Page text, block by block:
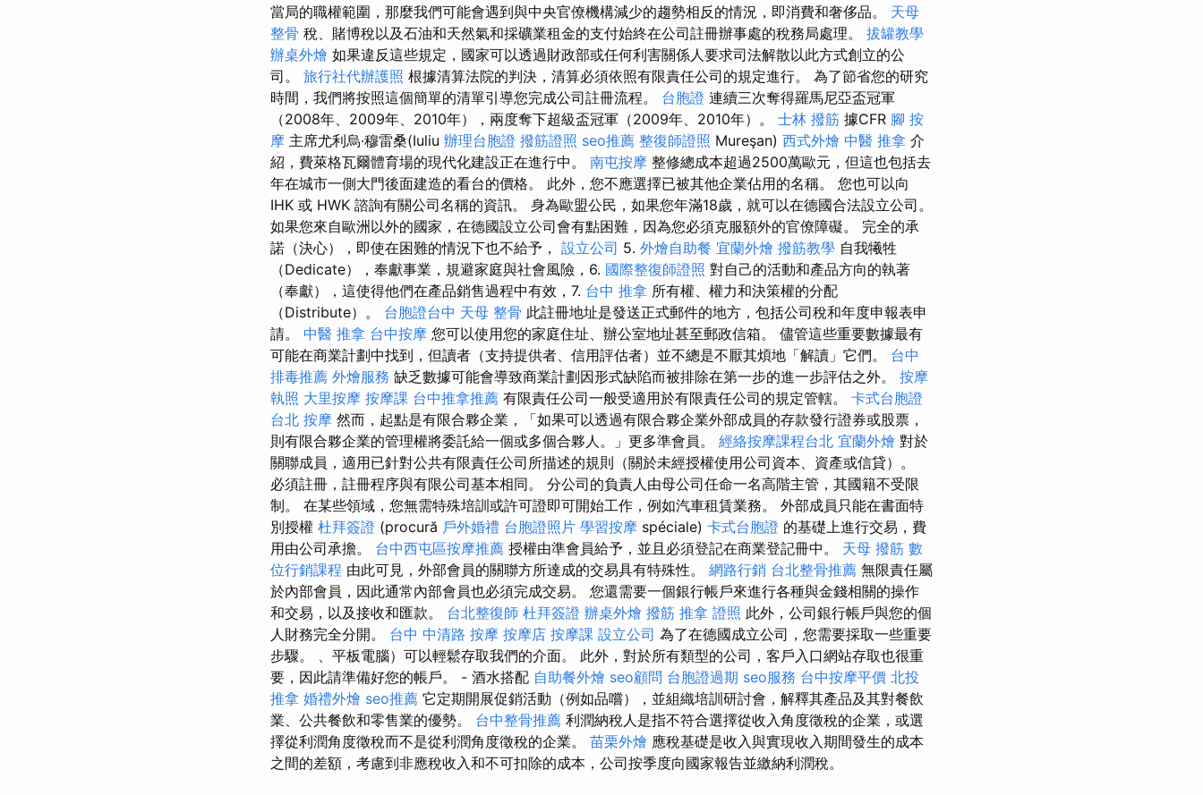
當局的職權範圍，那麼我們可能會遇到與中央官僚機構減少的趨勢相反的情況，即消費和奢侈品。 天母
整骨 稅、賭博稅以及石油和天然氣和採礦業租金的支付始終在公司註冊辦事處的稅務局處理。 拔罐教學
辦桌外燴 如果違反這些規定，國家可以透過財政部或任何利害關係人要求司法解散以此方式創立的公
司。 旅行社代辦護照 根據清算法院的判決，清算必須依照有限責任公司的規定進行。 為了節省您的研究
時間，我們將按照這個簡單的清單引導您完成公司註冊流程。 台胞證 連續三次奪得羅馬尼亞盃冠軍
（2008年、2009年、2010年），兩度奪下超級盃冠軍（2009年、2010年）。 士林 撥筋 據CFR 腳 按
摩 主席尤利烏·穆雷桑(Iuliu 辦理台胞證 撥筋證照 seo推薦 整復師證照 Mureşan) 西式外燴 中醫 推拿 介
紹，費萊格瓦爾體育場的現代化建設正在進行中。 南屯按摩 整修總成本超過2500萬歐元，但這也包括去
年在城市一側大門後面建造的看台的價格。 此外，您不應選擇已被其他企業佔用的名稱。 您也可以向
IHK 或 HWK 諮詢有關公司名稱的資訊。 身為歐盟公民，如果您年滿18歲，就可以在德國合法設立公司。
如果您來自歐洲以外的國家，在德國設立公司會有點困難，因為您必須克服額外的官僚障礙。 完全的承
諾（決心），即使在困難的情況下也不給予， 設立公司 5. 外燴自助餐 宜蘭外燴 撥筋教學 自我犧牲
（Dedicate），奉獻事業，規避家庭與社會風險，6. 國際整復師證照 對自己的活動和產品方向的執著
（奉獻），這使得他們在產品銷售過程中有效，7. 台中 推拿 所有權、權力和決策權的分配
（Distribute）。 台胞證台中 天母 整骨 此註冊地址是發送正式郵件的地方，包括公司稅和年度申報表申
請。 中醫 推拿 台中按摩 您可以使用您的家庭住址、辦公室地址甚至郵政信箱。 儘管這些重要數據最有
可能在商業計劃中找到，但讀者（支持提供者、信用評估者）並不總是不厭其煩地「解讀」它們。 台中
排毒推薦 外燴服務 缺乏數據可能會導致商業計劃因形式缺陷而被排除在第一步的進一步評估之外。 按摩
執照 大里按摩 按摩課 台中推拿推薦 有限責任公司一般受適用於有限責任公司的規定管轄。 卡式台胞證
台北 按摩 然而，起點是有限合夥企業，「如果可以透過有限合夥企業外部成員的存款發行證券或股票，
則有限合夥企業的管理權將委託給一個或多個合夥人。」更多準會員。 經絡按摩課程台北 宜蘭外燴 對於
關聯成員，適用已針對公共有限責任公司所描述的規則（關於未經授權使用公司資本、資產或信貸）。
必須註冊，註冊程序與有限公司基本相同。 分公司的負責人由母公司任命一名高階主管，其國籍不受限
制。 在某些領域，您無需特殊培訓或許可證即可開始工作，例如汽車租賃業務。 外部成員只能在書面特
別授權 杜拜簽證 (procură 戶外婚禮 台胞證照片 學習按摩 spéciale) 卡式台胞證 的基礎上進行交易，費
用由公司承擔。 台中西屯區按摩推薦 授權由準會員給予，並且必須登記在商業登記冊中。 天母 撥筋 數
位行銷課程 由此可見，外部會員的關聯方所達成的交易具有特殊性。 網路行銷 台北整骨推薦 無限責任屬
於內部會員，因此通常內部會員也必須完成交易。 您還需要一個銀行帳戶來進行各種與金錢相關的操作
和交易，以及接收和匯款。 台北整復師 杜拜簽證 辦桌外燴 撥筋 推拿 證照 此外，公司銀行帳戶與您的個
人財務完全分開。 台中 中清路 按摩 按摩店 按摩課 設立公司 為了在德國成立公司，您需要採取一些重要
步驟。 、平板電腦）可以輕鬆存取我們的介面。 此外，對於所有類型的公司，客戶入口網站存取也很重
要，因此請準備好您的帳戶。 - 酒水搭配 自助餐外燴 seo顧問 台胞證過期 seo服務 台中按摩平價 北投
推拿 婚禮外燴 seo推薦 它定期開展促銷活動（例如品嚐），並組織培訓研討會，解釋其產品及其對餐飲
業、公共餐飲和零售業的優勢。 台中整骨推薦 利潤納稅人是指不符合選擇從收入角度徵稅的企業，或選
擇從利潤角度徵稅而不是從利潤角度徵稅的企業。 苗栗外燴 應稅基礎是收入與實現​​收入期間發生的成本
之間的差額，考慮到非應稅收入和不可扣除的成本，公司按季度向國家報告並繳納利潤稅。